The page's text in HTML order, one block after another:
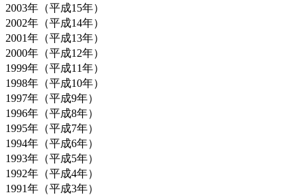
2003年（平成15年）
2002年（平成14年）
2001年（平成13年）
2000年（平成12年）
1999年（平成11年）
1998年（平成10年）
1997年（平成9年）
1996年（平成8年）
1995年（平成7年）
1994年（平成6年）
1993年（平成5年）
1992年（平成4年）
1991年（平成3年）